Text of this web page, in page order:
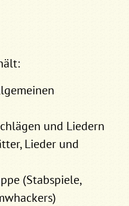
und Liedern
Lieder und
(Stabspiele,